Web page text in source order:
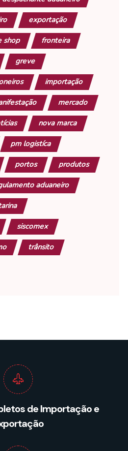
exportação
shop fronteira
greve
importação
mercado
nova marca
pm logistíca
portos produtos
aduaneiro
siscomex
trânsito
de Importação e